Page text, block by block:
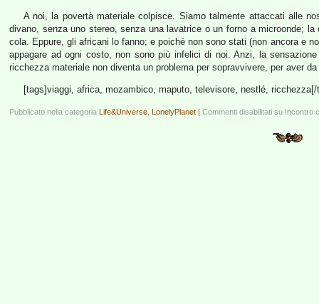
A noi, la povertà materiale colpisce. Siamo talmente attaccati alle
divano, senza uno stereo, senza una lavatrice o un forno a microonde;
cola. Eppure, gli africani lo fanno; e poiché non sono stati (non ancora e
appagare ad ogni costo, non sono più infelici di noi. Anzi, la
ricchezza materiale non diventa un problema per sopravvivere, per aver
[tags]viaggi, africa, mozambico, maputo, televisore, nestlé, ricchezza[/
Pubblicato nella categoria Life&Universe LonelyPlanet | Commenti disabilitati su Incontro